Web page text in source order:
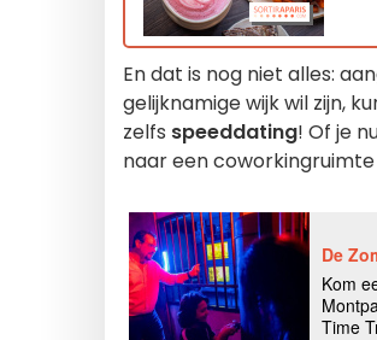
En dat is nog niet alles:
gelijknamige wijk wil zijn,
zelfs speeddating! Of je
naar een